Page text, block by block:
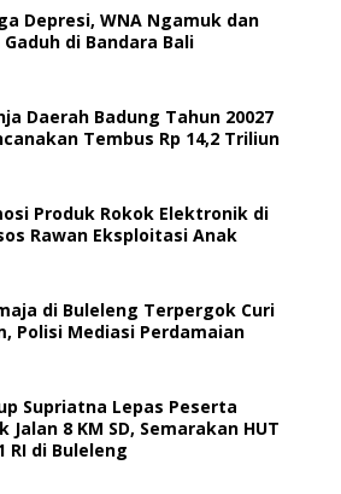
Depresi, WNA Ngamuk dan
Gaduh di Bandara Bali
Daerah Badung Tahun 20027
Tembus Rp 14,2 Triliun
Produk Rokok Elektronik di
Rawan Eksploitasi Anak
di Buleleng Terpergok Curi
Polisi Mediasi Perdamaian
Supriatna Lepas Peserta
Jalan 8 KM SD, Semarakan HUT
RI di Buleleng